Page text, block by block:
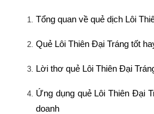
Tổng quan về quẻ dịch Lôi
Quẻ Lôi Thiên Đại Tráng tốt
Lời thơ quẻ Lôi Thiên Đại
Ứng dụng quẻ Lôi Thiên Đại
doanh